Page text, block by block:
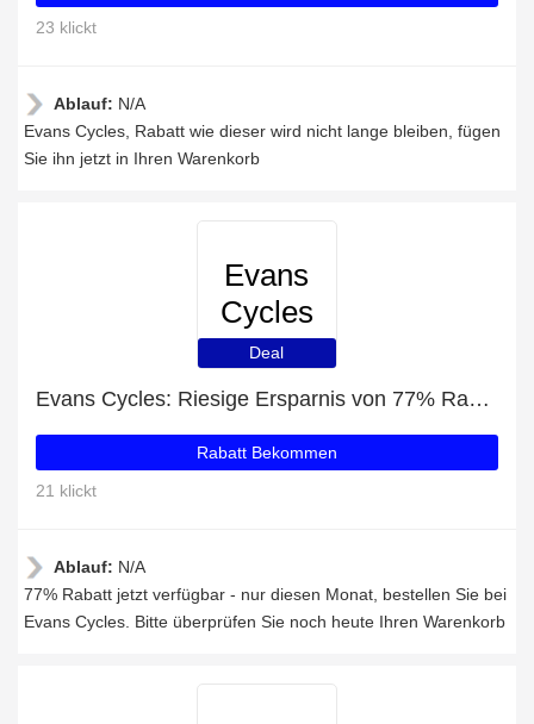
23 klickt
Ablauf: N/A
Evans Cycles, Rabatt wie dieser wird nicht lange bleiben, fügen
Sie ihn jetzt in Ihren Warenkorb
Evans
Cycles
Deal
Evans Cycles: Riesige Ersparnis von 77% Rabatt auf die gesamte Seite
Rabatt Bekommen
21 klickt
Ablauf: N/A
77% Rabatt jetzt verfügbar - nur diesen Monat, bestellen Sie bei
Evans Cycles. Bitte überprüfen Sie noch heute Ihren Warenkorb